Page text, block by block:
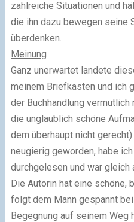
zahlreiche Situationen und
die ihn dazu bewegen seine
überdenken.
Meinung
Ganz unerwartet landete
meinem Briefkasten und ich
der Buchhandlung
die unglaublich schöne
dem überhaupt nicht
neugierig geworden, habe
durchgelesen und war gleich
Die Autorin hat eine schöne,
folgt dem Mann gespannt
Begegnung auf seinem Weg